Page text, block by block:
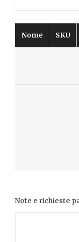
Nome SKU
Note e richieste